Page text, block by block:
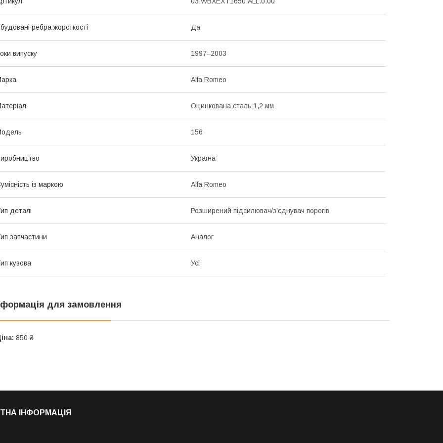
ребра жорсткості Да
випуску 1997–2003
Alfa Romeo
Оцинкована сталь 1,2 мм
156
Україна
із маркою Alfa Romeo
деталі Розширений підсилювач/з'єднувач порогів
запчастини Аналог
кузова Усі
для замовлення
850 ₴
ІНФОРМАЦІЯ